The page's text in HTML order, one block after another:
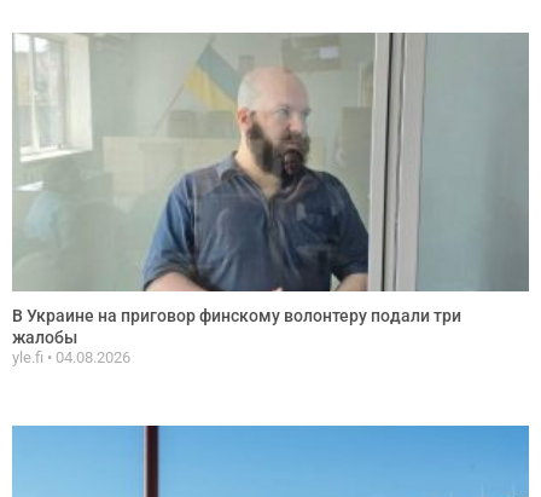
В Украине на приговор финскому волонтеру подали три
жалобы
yle.fi 04.08.2026